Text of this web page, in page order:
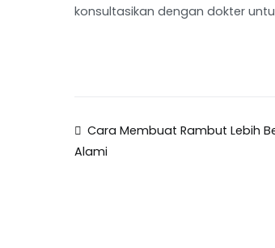
konsultasikan dengan dokter
Post
Cara Membuat Rambut Lebih
Alami